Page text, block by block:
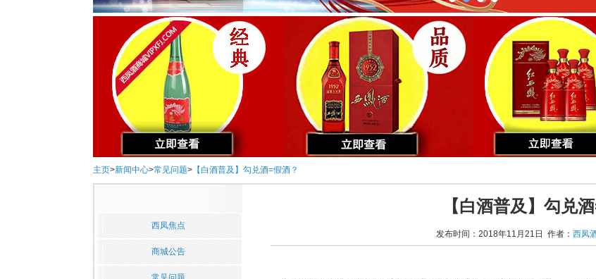
主页>新闻中心>常见问题> 【白酒普及】勾兑酒=假酒？
西凤焦点
商城公告
【白酒普及】勾兑
发布时间：2018年11月21日 作者： 西凤